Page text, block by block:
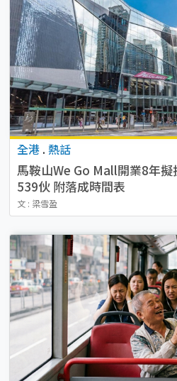
全港 . 熱話
馬鞍山We Go Mall開業8年
539伙 附落成時間表
文 : 梁雪盈